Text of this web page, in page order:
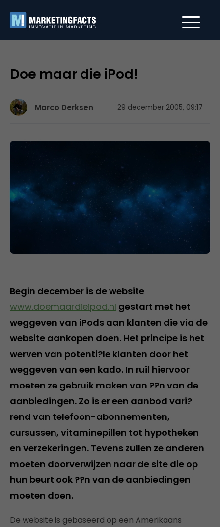
Doe maar die iPod!
Marco Derksen 29 december 2005, 09:17
Begin december is de website
www.doemaardieipod.nl gestart met het
weggeven van iPods aan klanten die via de
website aankopen doen. Het principe is het
werven van potenti?le klanten door het
weggeven van een kado. In ruil hiervoor
moeten ze gebruik maken van ??n van de
aanbiedingen. Zo is er een aanbod vari?
rend van telefoon-abonnementen,
cursussen, vitaminepillen tot hypotheken
en verzekeringen. Tevens zullen ze anderen
moeten doorverwijzen naar de site die op
hun beurt ook ??n van de aanbiedingen
moeten doen.
De website is gebaseerd op een Amerikaans